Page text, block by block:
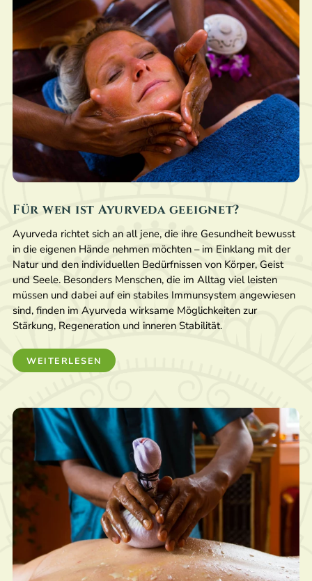
Für wen ist Ayurveda geeignet?
Ayurveda richtet sich an all jene, die ihre Gesundheit bewusst
in die eigenen Hände nehmen möchten – im Einklang mit der
Natur und den individuellen Bedürfnissen von Körper, Geist
und Seele. Besonders Menschen, die im Alltag viel leisten
müssen und dabei auf ein stabiles Immunsystem angewiesen
sind, finden im Ayurveda wirksame Möglichkeiten zur
Stärkung, Regeneration und inneren Stabilität.
WEITERLESEN